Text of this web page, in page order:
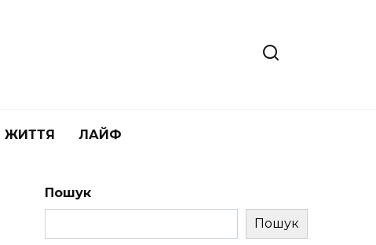
ЖИТТЯ ЛАЙФ
Пошук
Пошук